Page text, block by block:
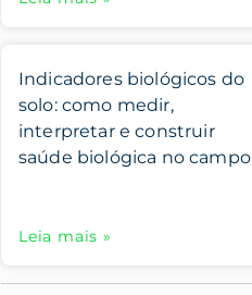
Indicadores biológicos do
solo: como medir,
interpretar e construir
saúde biológica no campo
Leia mais »